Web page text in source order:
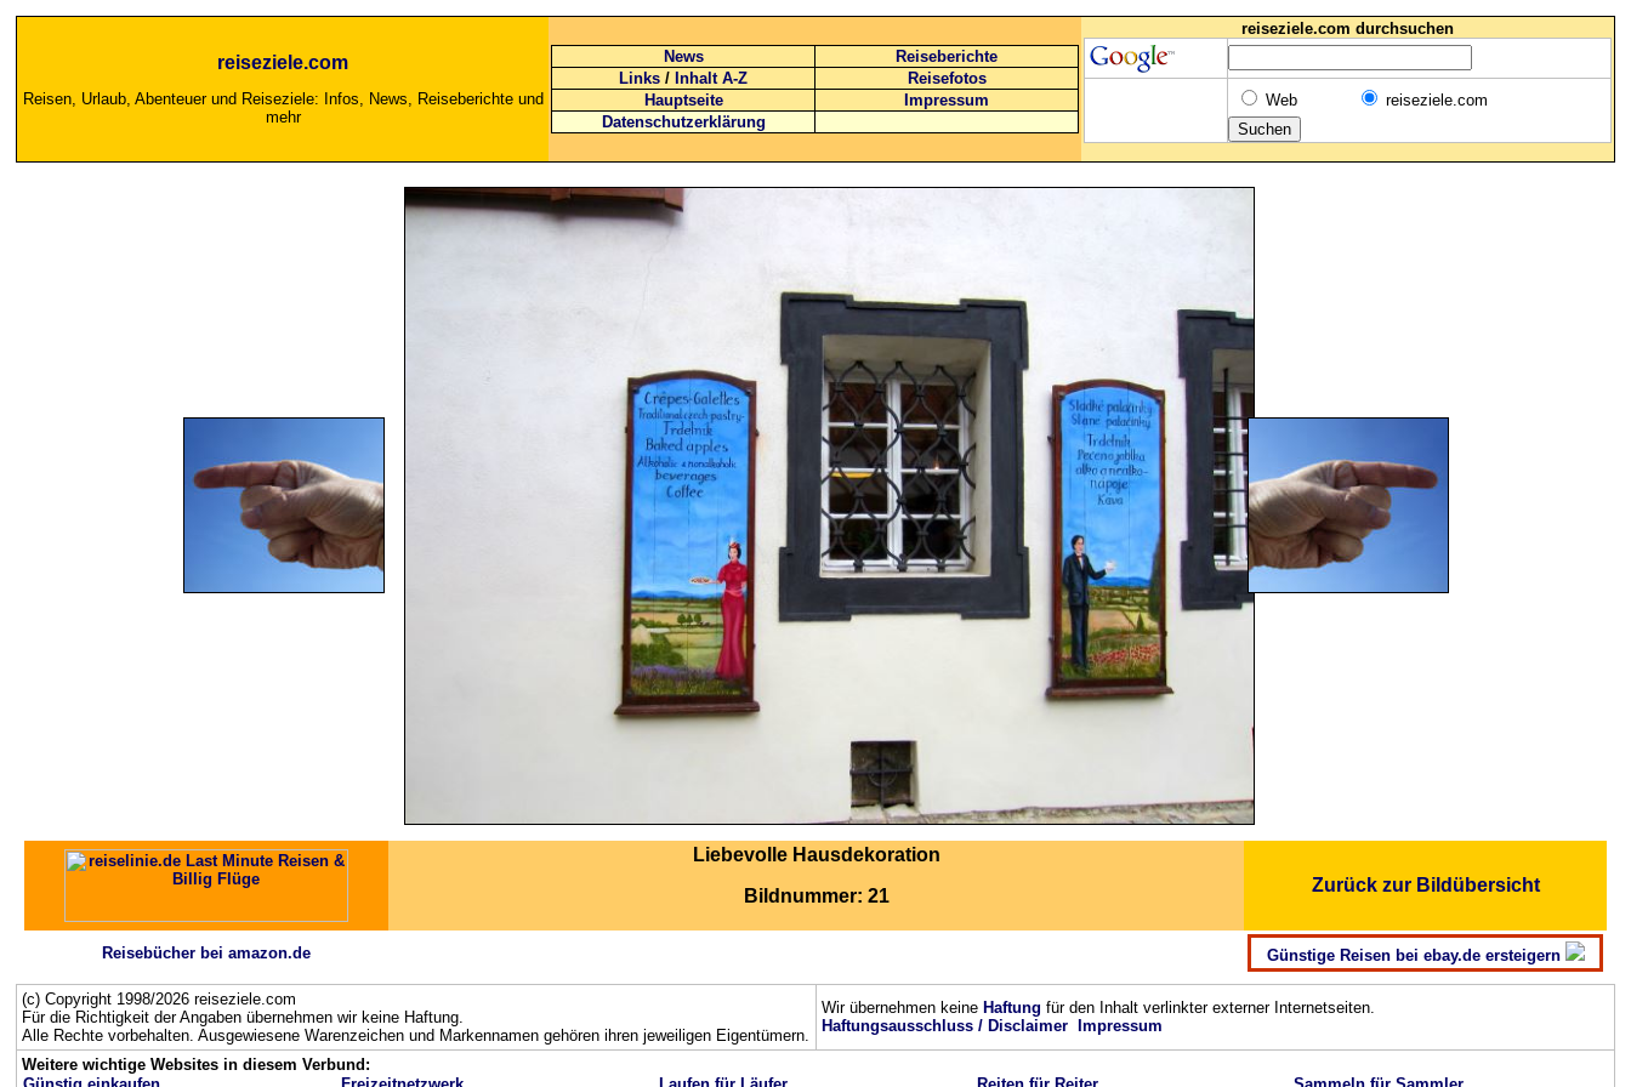
reiseziele.com
Reisen, Urlaub, Abenteuer und Reiseziele: Infos, News, Reiseberichte und
mehr
News
Reiseberichte
Links / Inhalt A-Z
Reisefotos
Hauptseite
Impressum
Datenschutzerklärung
reiseziele.com durchsuchen
Web reiseziele.com
Liebevolle Hausdekoration
Bildnummer: 21
Zurück zur Bildübersicht
Reisebücher bei amazon.de Günstige Reisen bei ebay.de ersteigern
(c) Copyright 1998/2026 reiseziele.com
Für die Richtigkeit der Angaben übernehmen wir keine Haftung.
Alle Rechte vorbehalten. Ausgewiesene Warenzeichen und Markennamen gehören ihren jeweiligen Eigentümern.
Wir übernehmen keine Haftung für den Inhalt verlinkter externer Internetseiten.
Haftungsausschluss / Disclaimer
Impressum
Weitere wichtige Websites in diesem Verbund: